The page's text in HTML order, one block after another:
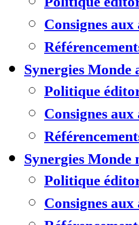
Consignes
Synergies Monde
Politique
Consignes
Synergies Monde
Politique
Consignes